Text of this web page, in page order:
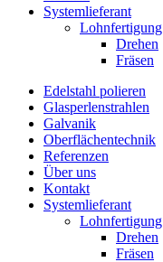
Systemlieferant
Lohnfertigung
Drehen
Fräsen
Edelstahl polieren
Glasperlenstrahlen
Galvanik
Oberflächen­technik
Referenzen
Über uns
Kontakt
Systemlieferant
Lohnfertigung
Drehen
Fräsen